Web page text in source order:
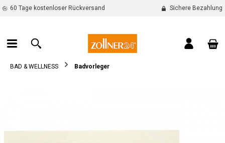
springen
60 Tage kostenloser Rückversand Sichere Bezahlung
BAD & WELLNESS Badvorleger